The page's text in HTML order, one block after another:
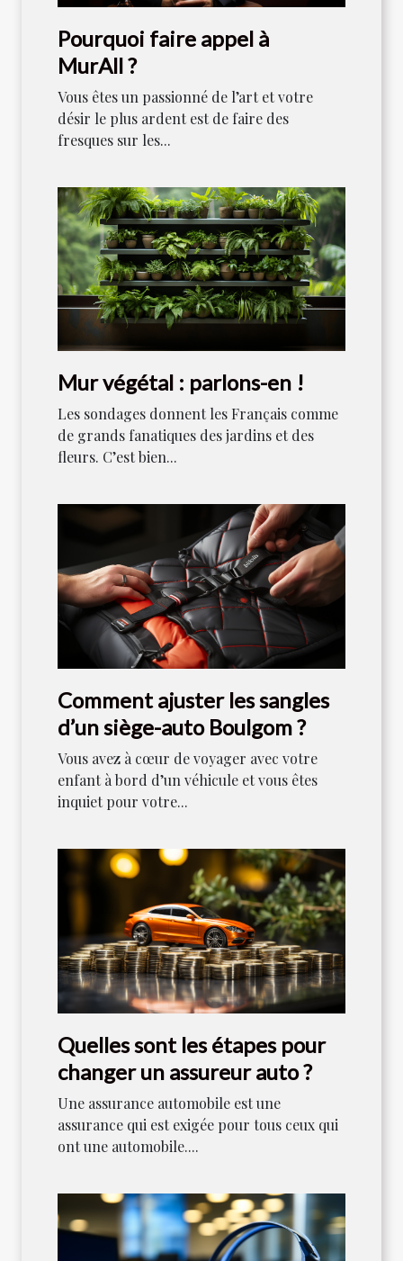
Pourquoi faire appel à
MurAll ?
Vous êtes un passionné de l’art et votre
désir le plus ardent est de faire des
fresques sur les...
Mur végétal : parlons-en !
Les sondages donnent les Français comme
de grands fanatiques des jardins et des
fleurs. C’est bien...
Comment ajuster les sangles
d’un siège-auto Boulgom ?
Vous avez à cœur de voyager avec votre
enfant à bord d’un véhicule et vous êtes
inquiet pour votre...
Quelles sont les étapes pour
changer un assureur auto ?
Une assurance automobile est une
assurance qui est exigée pour tous ceux qui
ont une automobile....